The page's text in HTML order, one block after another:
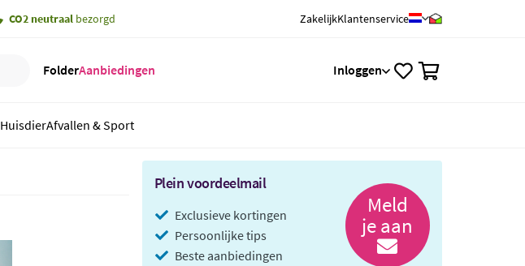
CO2 neutraal bezorgd ZakelijkKlantenservice
FolderAanbiedingen Inloggen
HuisdierAfvallen & Sport
Meld
je aan
Plein voordeelmail
Exclusieve kortingen
Persoonlijke tips
Beste aanbiedingen